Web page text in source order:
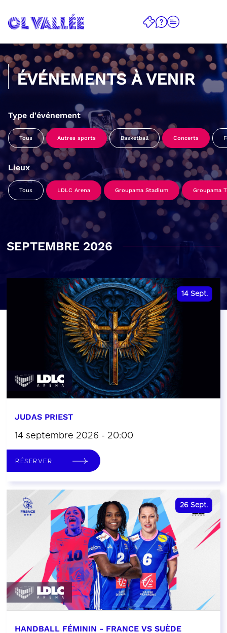
ÉVÉNEMENTS À VENIR
Type d'événement
Tous Autres sports Basketball Concerts
Lieux
Tous LDLC Arena Groupama Stadium Groupama
SEPTEMBRE 2026
14 Sept.
JUDAS PRIEST
14 septembre 2026 - 20:00
RÉSERVER
26 Sept.
HANDBALL FÉMININ - FRANCE VS SUÈDE